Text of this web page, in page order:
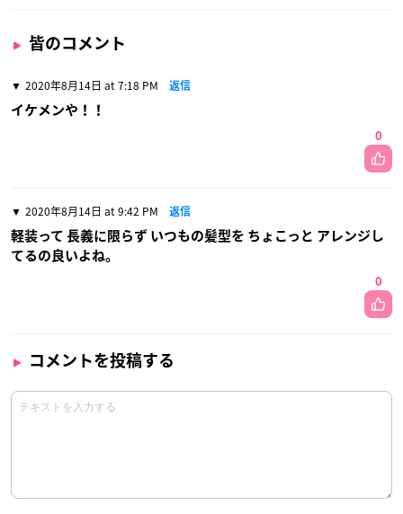
皆のコメント
2020年8月14日 at 7:18 PM 返信
イケメンや！！
0
2020年8月14日 at 9:42 PM 返信
軽装って 長義に限らず いつもの髪型を ちょこっと アレンジし
てるの良いよね。
0
コメントを投稿する